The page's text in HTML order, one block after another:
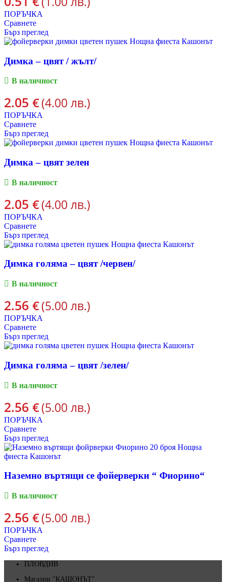
ПОРЪЧКА
Сравнете
Бърз преглед
Димка – цвят / жълт/
В наличност
2.05 €(4.00 лв.)
ПОРЪЧКА
Сравнете
Бърз преглед
Димка – цвят зелен
В наличност
2.05 €(4.00 лв.)
ПОРЪЧКА
Сравнете
Бърз преглед
Димка голяма – цвят /червен/
В наличност
2.56 €(5.00 лв.)
ПОРЪЧКА
Сравнете
Бърз преглед
Димка голяма – цвят /зелен/
В наличност
2.56 €(5.00 лв.)
ПОРЪЧКА
Сравнете
Бърз преглед
Наземно въртящи се фойерверки “ Фиорино“
В наличност
2.56 €(5.00 лв.)
ПОРЪЧКА
Сравнете
Бърз преглед
ПЛОВДИВ
Магазин "КАШОНЪТ"